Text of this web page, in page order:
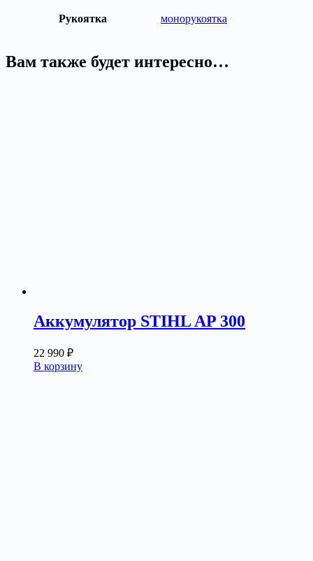
Рукоятка монорукоятка
Вам также будет интересно…
Аккумулятор STIHL AP 300
22 990 ₽
В корзину